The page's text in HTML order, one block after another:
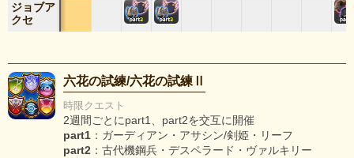
ジョブア
クセ
六花の試練/六花の試練Ⅱ
時限クエスト
2週間ごとにpart1、part2を交互に開催
part1 ：ガーディアン・アサシン/剣姫・リーフ
part2 ：古代機鋼兵・デスペラード・ヴァルキリー